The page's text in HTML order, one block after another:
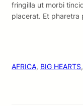
fringilla ut morbi
placerat. Et pharetra
AFRICA, BIG HEARTS,